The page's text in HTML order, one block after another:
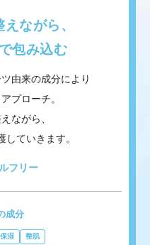
ながら、
包み込む
由来の成分により
プローチ。
ながら、
ていきます。
フリー
成分
保湿 整肌